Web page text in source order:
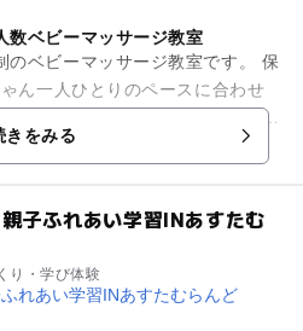
数ベビーマッサージ教室
のベビーマッサージ教室です。 保
ん一人ひとりのペースに合わせ
きをみる
子ふれあい学習INあすたむ
り・学び体験